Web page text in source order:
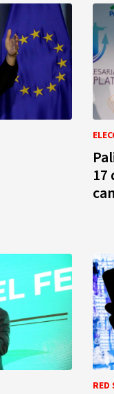
RED